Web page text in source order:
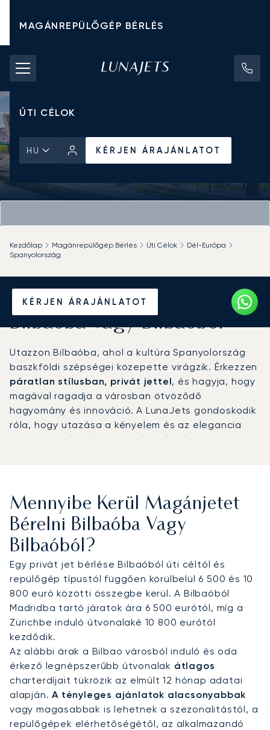
MAGÁNREPÜLŐGÉP BÉRLÉS
CHARTER ÁRAK
MAGÁNREPÜLŐGÉPEK
ÚTI CÉLOK
HU KÉRJEN ÁRAJÁNLATOT
KÉRJEN ÁRAJÁNLATOT
Kezdőlap Magánrepülőgép Bérlés Úti Célok
Dél-Európa
Spanyolország
Béreljen magánrepülőt
Bilbaóba vagy Bilbaóból
Utazzon Bilbaóba, ahol a kultúra Spanyolország
baszkföldi szépségei közepette virágzik. Érkezzen
páratlan stílusban, privát jettel, és hagyja, hogy
magával ragadja a városban ötvöződő
hagyomány és innováció. A LunaJets gondoskodik
róla, hogy utazása a kényelem és az elegancia
megtestesülése legyen, felemelő élményt nyújtva
Mennyibe Kerül Magánjetet
Bérelni Bilbaóba Vagy
Bilbaóból?
Egy privát jet bérlése Bilbaóból úti céltól és
repülőgép típustól függően körülbelül 6 500 és 10
800 euró közötti összegbe kerül. A Bilbaóból
Madridba tartó járatok ára 6 500 eurótól, míg a
Zürichbe induló útvonalaké 10 800 eurótól
kezdődik.
Az alábbi árak a Bilbao városból induló és oda
érkező legnépszerűbb útvonalak átlagos
charterdíjait tükrözik az elmúlt 12 hónap adatai
alapján.A tényleges ajánlatok alacsonyabbak
vagy magasabbak is lehetnek a szezonalitástól, a
repülőgépek elérhetőségétől, az alkalmazandó